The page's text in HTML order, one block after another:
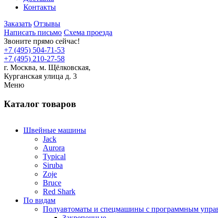
Контакты
Заказать Отзывы
Написать письмо Схема проезда
Звоните прямо сейчас!
+7 (495) 504-71-53
+7 (495) 210-27-58
г. Москва, м. Щёлковская,
Курганская улица д. 3
Меню
Каталог товаров
Швейные машины
Jack
Aurora
Typical
Siruba
Zoje
Bruce
Red Shark
По видам
Полуавтоматы и спецмашины с программным